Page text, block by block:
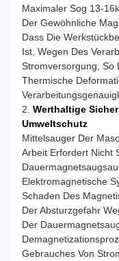
Maximaler Sog 13-
Der Gewöhnliche
Dass Die
Ist, Wegen Des
Stromversorgung, So
Thermische
2. Werthaltige
Umweltschutz
Mittelsauger Der
Arbeit Erfordert Nicht
Elektromagnetische
Schaden Des
Der Absturzgefahr
Der
Gebrauches Von